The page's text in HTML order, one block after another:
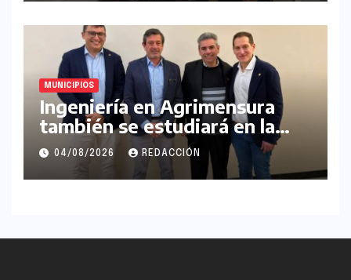
MUNICIPIOS
Ingeniería en Agrimensura
también se estudiará en la
UNLaM
04/08/2026 REDACCIÓN